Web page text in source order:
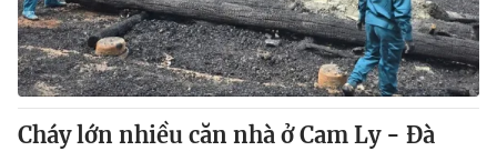
Sản phẩm
Thị trường
Tư vấn
Lịch phát sóng
Chuyên mục khác
Cháy lớn nhiều căn nhà ở Cam Ly - Đà